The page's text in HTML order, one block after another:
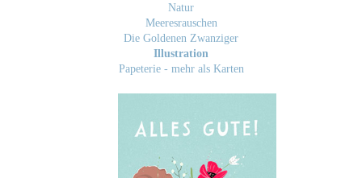
Natur
Meeresrauschen
Die Goldenen Zwanziger
Illustration
Papeterie - mehr als Karten